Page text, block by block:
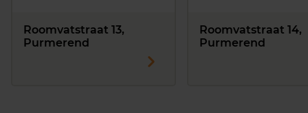
Roomvatstraat 13,
Purmerend
Roomvatstraat 14,
Purmerend